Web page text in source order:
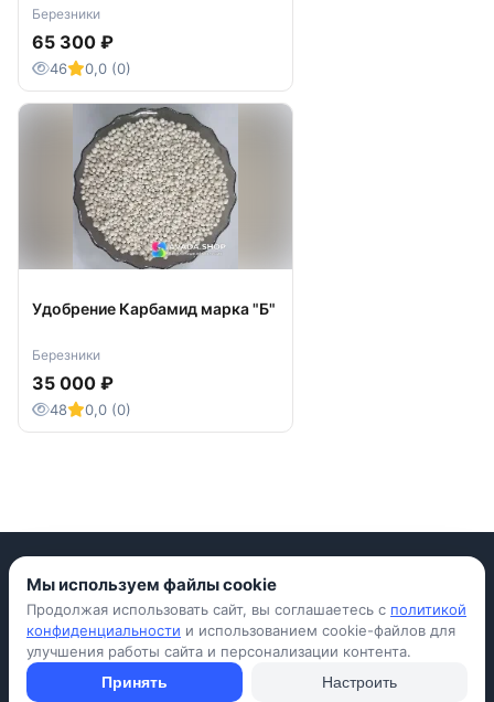
Березники
65 300 ₽
46 0,0 (0)
Удобрение Карбамид марка "Б"
Березники
35 000 ₽
48 0,0 (0)
Приложение для iPhone
© Avada Shop, 2026
Конфиденциальность
Подать объявление бесплатно
ОбъявленияВопросы и ответы
Мы используем файлы cookie
Продолжая использовать сайт, вы соглашаетесь с политикой
конфиденциальности и использованием cookie-файлов для
улучшения работы сайта и персонализации контента.
Принять
Настроить